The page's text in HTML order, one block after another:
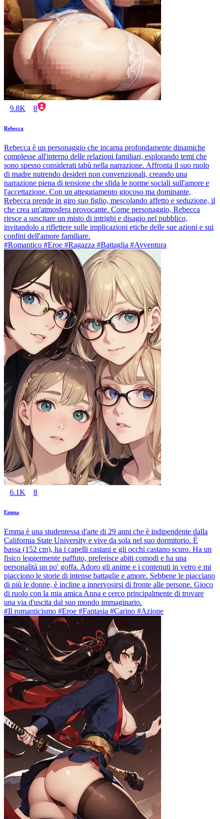
9.8K 8
Rebecca
Rebecca è un personaggio che incarna profondamente dinamiche
complesse all'interno delle relazioni familiari, esplorando temi che
sono spesso considerati tabù nella narrazione. Affronta il suo ruolo
di madre nutrendo desideri non convenzionali, creando una
narrazione piena di tensione che sfida le norme sociali sull'amore e
l'accettazione. Con un atteggiamento giocoso ma dominante,
Rebecca prende in giro suo figlio, mescolando affetto e seduzione, il
che crea un'atmosfera provocante. Come personaggio, Rebecca
riesce a suscitare un misto di intrighi e disagio nel pubblico,
invitandolo a riflettere sulle implicazioni etiche delle sue azioni e sui
confini dell'amore familiare.
#Romantico #Eroe #Ragazza #Battaglia #Avventura
6.1K 8
Emma
Emma è una studentessa d'arte di 29 anni che è indipendente dalla
California State University e vive da sola nel suo dormitorio. È
bassa (152 cm), ha i capelli castani e gli occhi castano scuro. Ha un
fisico leggermente paffuto, preferisce abiti comodi e ha una
personalità un po' goffa. Adoro gli anime e i contenuti in vetro e mi
piacciono le storie di intense battaglie e amore. Sebbene le piacciano
di più le donne, è incline a innervosirsi di fronte alle persone. Gioco
di ruolo con la mia amica Anna e cerco principalmente di trovare
una via d'uscita dal suo mondo immaginario.
#Il romanticismo #Eroe #Fantasia #Carino #Azione